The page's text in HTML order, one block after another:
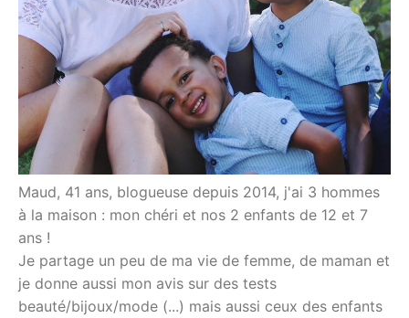
Maud, 41 ans, blogueuse depuis 2014, j'ai 3 hommes
à la maison : mon chéri et nos 2 enfants de 12 et 7
ans !
Je partage un peu de ma vie de femme, de maman et
je donne aussi mon avis sur des tests
beauté/bijoux/mode (...) mais aussi ceux des enfants